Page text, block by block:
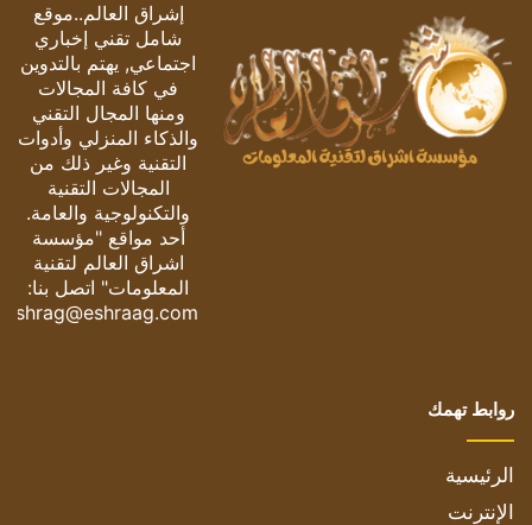
إشراق العالم..موقع
شامل تقني إخباري
اجتماعي, يهتم بالتدوين
في كافة المجالات
ومنها المجال التقني
والذكاء المنزلي وأدوات
التقنية وغير ذلك من
المجالات التقنية
والتكنولوجية والعامة.
أحد مواقع "مؤسسة
اشراق العالم لتقنية
المعلومات" اتصل بنا:
eshrag@eshraag.com
روابط تهمك
الرئيسية
الإنترنت